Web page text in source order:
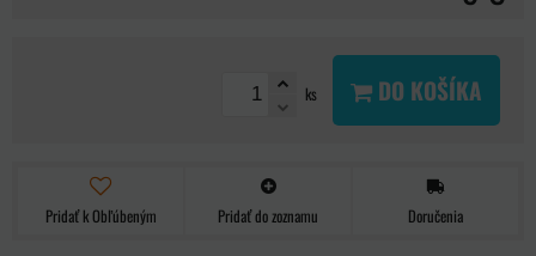
ks DO KOŠÍKA
Pridať k Obľúbeným Pridať do zoznamu Doručenia